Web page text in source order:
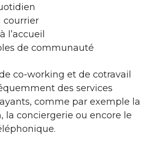
courrier
l’accueil
de communauté
co-working et de cotravail
des services
comme par exemple la
la conciergerie ou encore le